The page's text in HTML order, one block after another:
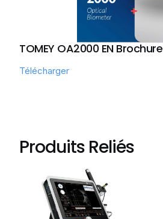
TOMEY OA2000 EN Brochure
Télécharger
Produits Reliés